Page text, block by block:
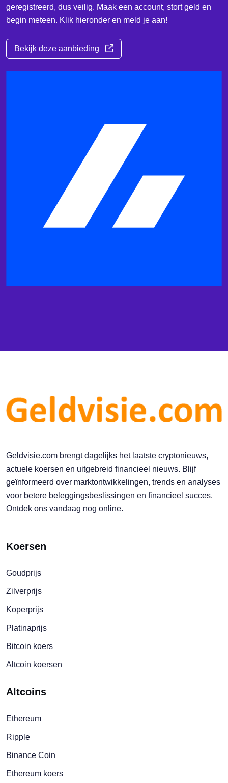
geregistreerd, dus veilig. Maak een account, stort geld en
begin meteen. Klik hieronder en meld je aan!
Bekijk deze aanbieding
Geldvisie.com brengt dagelijks het laatste cryptonieuws,
actuele koersen en uitgebreid financieel nieuws. Blijf
geïnformeerd over marktontwikkelingen, trends en analyses
voor betere beleggingsbeslissingen en financieel succes.
Ontdek ons vandaag nog online.
Koersen
Goudprijs
Zilverprijs
Koperprijs
Platinaprijs
Bitcoin koers
Altcoin koersen
Altcoins
Ethereum
Ripple
Binance Coin
Ethereum koers